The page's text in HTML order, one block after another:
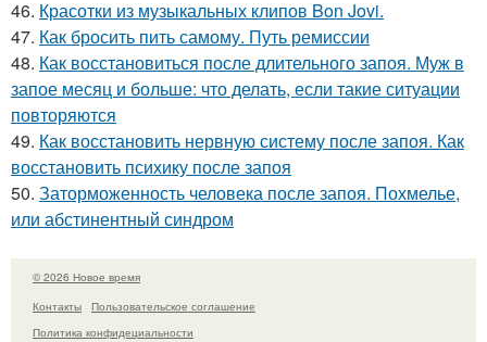
46. Красотки из музыкальных клипов Bon Jovi.
47. Как бросить пить самому. Путь ремиссии
48. Как восстановиться после длительного запоя. Муж в
запое месяц и больше: что делать, если такие ситуации
повторяются
49. Как восстановить нервную систему после запоя. Как
восстановить психику после запоя
50. Заторможенность человека после запоя. Похмелье,
или абстинентный синдром
© 2026 Новое время
Контакты
Пользовательское соглашение
Политика конфидециальности